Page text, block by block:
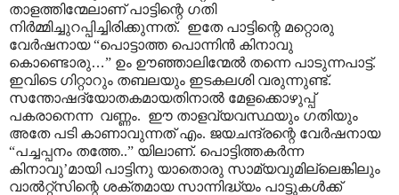
താളത്തിന്മേലാണ് പാട്ടിന്റെ ഗതി
നിർമ്മിച്ചുറപ്പിച്ചിരിക്കുന്നത്. ഇതേ പാട്ടിന്റെ മറ്റൊരു
വേർഷനായ “പൊട്ടാത്ത പൊന്നിൻ കിനാവു
കൊണ്ടൊരു…” ഉം ഊഞ്ഞാലിന്മേൽ തന്നെ പാടുന്നപാട്ട്.
ഇവിടെ ഗിറ്റാറും തബലയും ഇടകലശി വരുന്നുണ്ട്.
സന്തോഷദ്യോതകമായതിനാൽ മേളക്കൊഴുപ്പ്
പകരാനെന്ന വണ്ണം. ഈ താളവ്യവസ്ഥയും ഗതിയും
അതേ പടി കാണാവുന്നത് എം. ജയചന്ദ്രന്റെ വേർഷനായ
“പച്ചപ്പനം തത്തേ..” യിലാണ്. പൊട്ടിത്തകർന്ന
കിനാവു’മായി പാട്ടിനു യാതൊരു സാമ്യവുമില്ലെങ്കിലും
വാൽറ്റ്സിന്റെ ശക്തമായ സാന്നിദ്ധ്യം പാട്ടുകൾക്ക്